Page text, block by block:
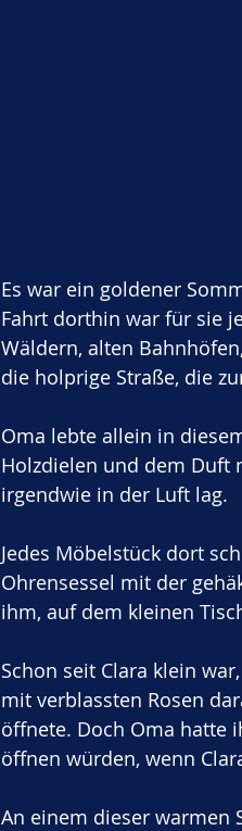
Es war ein goldener
Fahrt dorthin war für sie
Wäldern, alten
die holprige Straße, die
Oma lebte allein in
Holzdielen und dem Duft
irgendwie in der Luft lag.
Jedes Möbelstück dort
Ohrensessel mit der
ihm, auf dem kleinen
Schon seit Clara klein
mit verblassten Rosen
öffnete. Doch Oma hatte
öffnen würden, wenn
An einem dieser warmen